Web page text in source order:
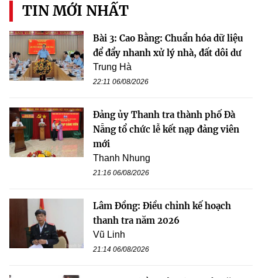
TIN MỚI NHẤT
Bài 3: Cao Bằng: Chuẩn hóa dữ liệu
để đẩy nhanh xử lý nhà, đất dôi dư
Trung Hà
22:11 06/08/2026
Đảng ủy Thanh tra thành phố Đà
Nẵng tổ chức lễ kết nạp đảng viên
mới
Thanh Nhung
21:16 06/08/2026
Lâm Đồng: Điều chỉnh kế hoạch
thanh tra năm 2026
Vũ Linh
21:14 06/08/2026